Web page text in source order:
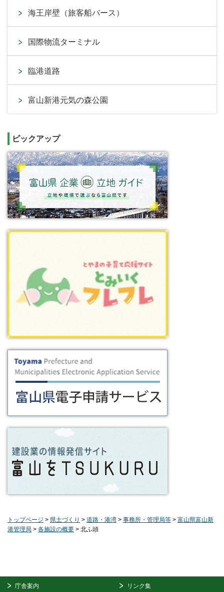
海王岸壁（旅客船バース）
国際物流ターミナル
臨港道路
富山新港元気の森公園
ピックアップ
トップページ > 県土づくり > 道路・港湾 > 事務所・管理局等 > 富山県富山新
港管理局 > 各施設の概要 > 北ふ頭
庁舎案内 リンク集